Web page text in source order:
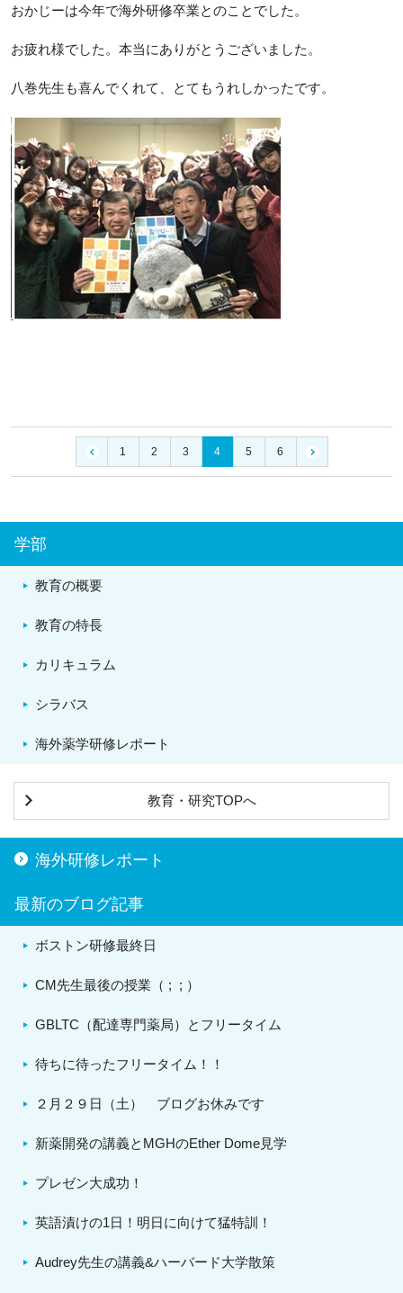
おかじーは今年で海外研修卒業とのことでした。
お疲れ様でした。本当にありがとうございました。
八巻先生も喜んでくれて、とてもうれしかったです。
1 2 3 4 5 6
学部
教育の概要
教育の特長
カリキュラム
シラバス
海外薬学研修レポート
教育・研究TOPへ
海外研修レポート
最新のブログ記事
ボストン研修最終日
CM先生最後の授業（ ; ; ）
GBLTC（配達専門薬局）とフリータイム
待ちに待ったフリータイム！！
２月２９日（土） ブログお休みです
新薬開発の講義とMGHのEther Dome見学
プレゼン大成功！
英語漬けの1日！明日に向けて猛特訓！
Audrey先生の講義&ハーバード大学散策